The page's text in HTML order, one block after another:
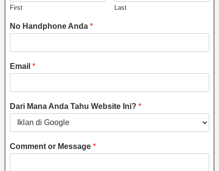
First Last
No Handphone Anda *
Email *
Dari Mana Anda Tahu Website Ini? *
Comment or Message *